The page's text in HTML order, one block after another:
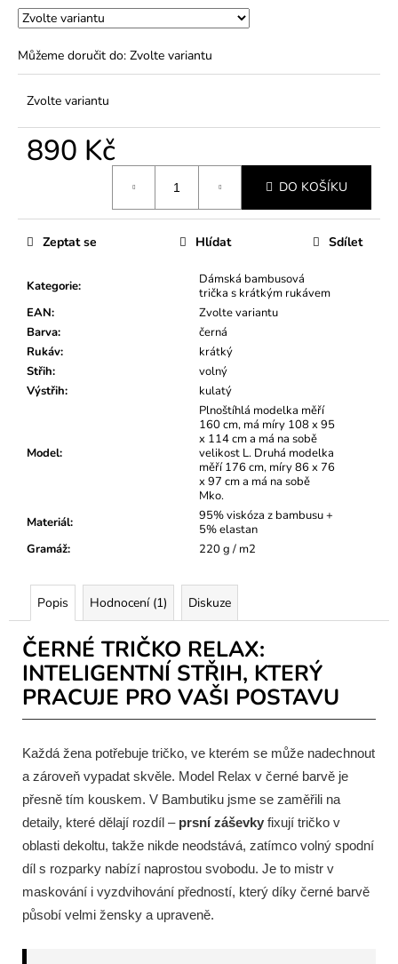
Můžeme doručit do: Zvolte variantu
Zvolte variantu
890 Kč
DO KOŠÍKU
Kategorie:
Dámská bambusová
trička s krátkým rukávem
EAN:
Zvolte variantu
Barva:
černá
Rukáv:
krátký
Střih:
volný
Výstřih: kulatý
Model:
Plnoštíhlá modelka měří
160 cm, má míry 108 x 95
x 114 cm a má na sobě
velikost L. Druhá modelka
měří 176 cm, míry 86 x 76
x 97 cm a má na sobě
Mko.
Materiál:
95% viskóza z bambusu +
5% elastan
Gramáž: 220 g / m2
Zeptat se Hlídat Sdílet
Popis Hodnocení (1) Diskuze
ČERNÉ TRIČKO RELAX:
INTELIGENTNÍ STŘIH, KTERÝ
PRACUJE PRO VAŠI POSTAVU
Každá žena potřebuje tričko, ve kterém se může nadechnout
a zároveň vypadat skvěle. Model Relax v černé barvě je
přesně tím kouskem. V Bambutiku jsme se zaměřili na
detaily, které dělají rozdíl – prsní záševky fixují tričko v
oblasti dekoltu, takže nikde neodstává, zatímco volný spodní
díl s rozparky nabízí naprostou svobodu. Je to mistr v
maskování i vyzdvihování předností, který díky černé barvě
působí velmi žensky a upraveně.